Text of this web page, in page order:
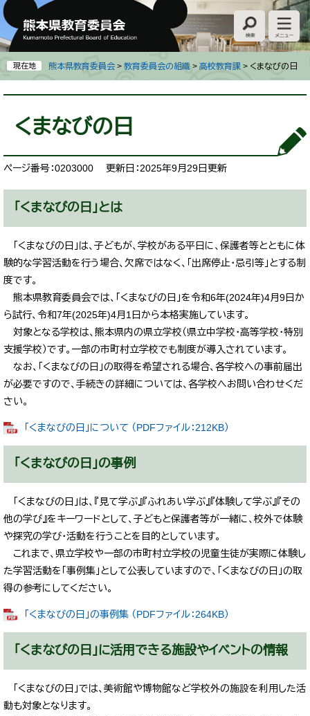
ペ
ー
ジ
の
先
頭
で
メ
ニ
ュ
ー
を
飛
ば
へ
現在地 熊本県教育委員会 > 教育委員会の組織 > 高校教育課 > くまなびの日
くまなびの日
ページ番号：0203000 更新日：2025年9月29日更新
「くまなびの日」とは
「くまなびの日」は、子どもが、学校がある平日に、保護者等とともに体
験的な学習活動を行う場合、欠席ではなく、「出席停止・忌引等」とする制
度です。
熊本県教育委員会では、「くまなびの日」を令和6年(2024年)4月9日か
ら試行、令和7年(2025年)4月1日から本格実施しています。
対象となる学校は、熊本県内の県立学校（県立中学校・高等学校・特別
支援学校）です。一部の市町村立学校でも制度が導入されています。
なお、「くまなびの日」の取得を希望される場合、各学校への事前届出
が必要ですので、手続きの詳細については、各学校へお問い合わせくだ
さい。
「くまなびの日」について （PDFファイル：212KB）
「くまなびの日」の事例
「くまなびの日」は、『見て学ぶ』『ふれあい学ぶ』『体験して学ぶ』『その
他の学び』をキーワードとして、子どもと保護者等が一緒に、校外で体験
や探究の学び・活動を行うことを目的としています。
これまで、県立学校や一部の市町村立学校の児童生徒が実際に体験し
た学習活動を「事例集」として公表していますので、「くまなびの日」の取
得の参考にしてください。
「くまなびの日」の事例集 （PDFファイル：264KB）
「くまなびの日」に活用できる施設やイベントの情報
「くまなびの日」では、美術館や博物館など学校外の施設を利用した活
動も対象となります。